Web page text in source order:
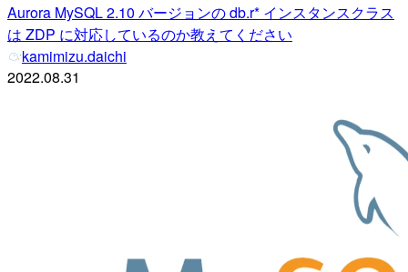
Aurora MySQL 2.10 バージョンの db.r* インスタンスクラス
は ZDP に対応しているのか教えてください
kamimizu.daichi
2022.08.31